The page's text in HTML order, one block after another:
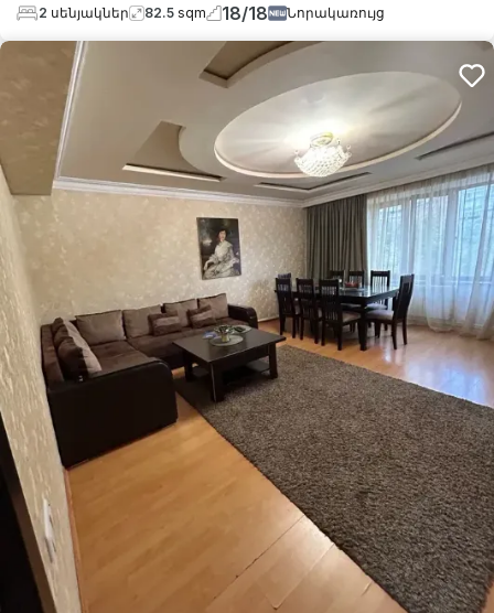
2 սենյակներ 82.5 sqm 18/18 Նորակառույց